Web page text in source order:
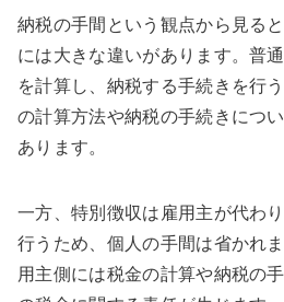
納税の手間という観点から見る
には大きな違いがあります。普
を計算し、納税する手続きを行
の計算方法や納税の手続きにつ
あります。
一方、特別徴収は雇用主が代わ
行うため、個人の手間は省かれ
用主側には税金の計算や納税の